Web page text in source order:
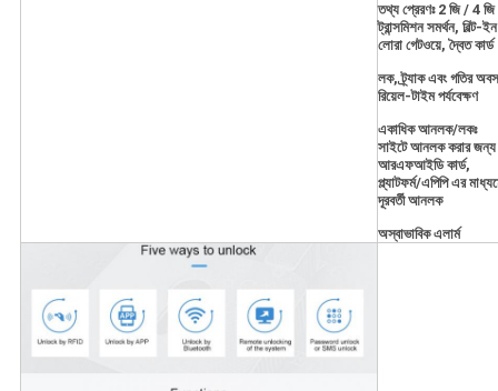
তথ্য প্রেরণঃ 2 জি / 4 জি
ট্রান্সমিশন সমর্থন, বিল্ট-ইন
লোরা গেটওয়ে, দ্বৈত কার্ড
লক, ট্র্যাক এবং গতির
রিয়েল-টাইম পর্যবেক্ষণ
একাধিক আনলক/লকঃ
সাইটে আনলক করার জন্য
আরএফআইডি কার্ড,
প্ল্যাটফর্ম/এপিপি এর
দূরবর্তী আনলক
অস্বাভাবিক এলার্ম